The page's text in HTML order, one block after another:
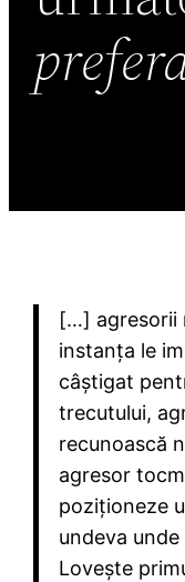
[…] agresorii
instanța le
câștigat
trecutului,
recunoască
agresor
poziționeze
undeva
Lovește